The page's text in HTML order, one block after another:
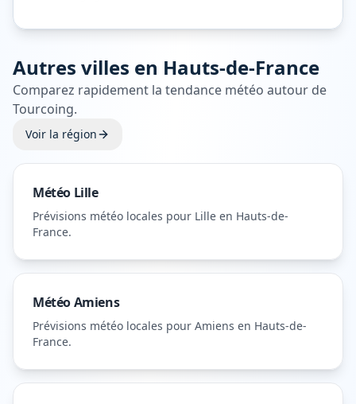
Autres villes en Hauts-de-France
Comparez rapidement la tendance météo autour de
Tourcoing.
Voir la région
Météo Lille
Prévisions météo locales pour Lille en Hauts-de-
France.
MétéoAmiens
Prévisions météo locales pour Amiens en Hauts-de-
France.